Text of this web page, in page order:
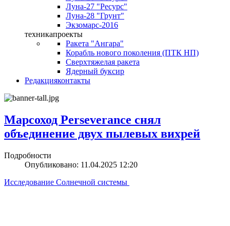
Луна-27 "Ресурс"
Луна-28 "Грунт"
Экзомарс-2016
техникапроекты
Ракета "Ангара"
Корабль нового поколения (ПТК НП)
Сверхтяжелая ракета
Ядерный буксир
Редакцияконтакты
Марсоход Perseverance снял
объединение двух пылевых вихрей
Подробности
Опубликовано: 11.04.2025 12:20
Исследование Солнечной системы